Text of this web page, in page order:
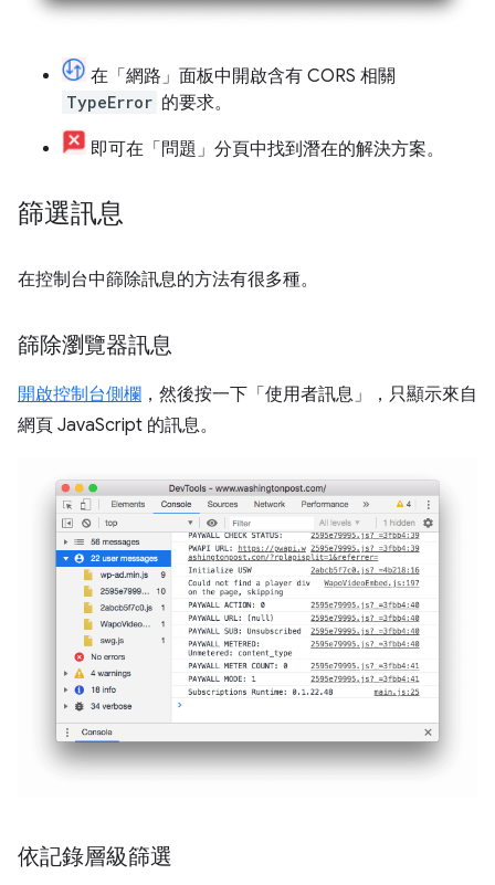
在「網路」 面板中開啟含有 CORS 相關
TypeError 的要求。
即可在「問題」 分頁中找到潛在的解決方案。
篩選訊息
在控制台中篩除訊息的方法有很多種。
篩除瀏覽器訊息
開啟控制台側欄 ，然後按一下「使用者訊息」
，只顯示來自
網頁 JavaScript 的訊息。
依記錄層級篩選